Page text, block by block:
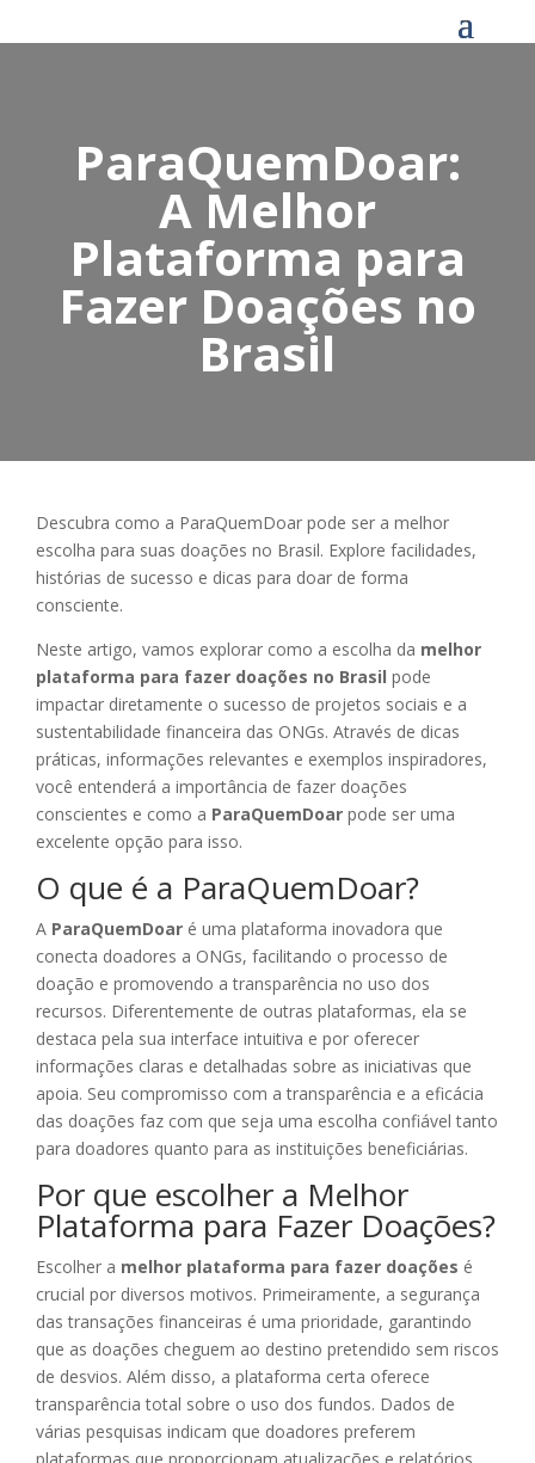
ParaQuemDoar:
A Melhor
Plataforma para
Fazer Doações no
Brasil
Descubra como a ParaQuemDoar pode ser a melhor
escolha para suas doações no Brasil. Explore facilidades,
histórias de sucesso e dicas para doar de forma
consciente.
Neste artigo, vamos explorar como a escolha da melhor
plataforma para fazer doações no Brasil pode
impactar diretamente o sucesso de projetos sociais e a
sustentabilidade financeira das ONGs. Através de dicas
práticas, informações relevantes e exemplos inspiradores,
você entenderá a importância de fazer doações
conscientes e como a ParaQuemDoar pode ser uma
excelente opção para isso.
O que é a ParaQuemDoar?
A ParaQuemDoar é uma plataforma inovadora que
conecta doadores a ONGs, facilitando o processo de
doação e promovendo a transparência no uso dos
recursos. Diferentemente de outras plataformas, ela se
destaca pela sua interface intuitiva e por oferecer
informações claras e detalhadas sobre as iniciativas que
apoia. Seu compromisso com a transparência e a eficácia
das doações faz com que seja uma escolha confiável tanto
para doadores quanto para as instituições beneficiárias.
Por que escolher a Melhor
Plataforma para Fazer Doações?
Escolher a melhor plataforma para fazer doações é
crucial por diversos motivos. Primeiramente, a segurança
das transações financeiras é uma prioridade, garantindo
que as doações cheguem ao destino pretendido sem riscos
de desvios. Além disso, a plataforma certa oferece
transparência total sobre o uso dos fundos. Dados de
várias pesquisas indicam que doadores preferem